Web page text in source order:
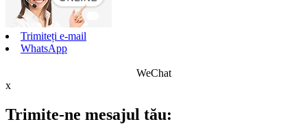
Trimiteți e-mail
WhatsApp
WeChat
x
Trimite-ne mesajul tău: